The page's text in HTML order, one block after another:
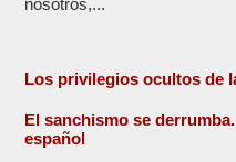
Los privilegios ocultos de
El sanchismo se
español